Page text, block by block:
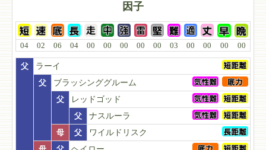
因子
04 02 06 04 00 00 00 00 00 03 00 00 00 00
父
ラーイ
父
ブラッシンググルーム
父
レッドゴッド
父
ナスルーラ
母
父
ワイルドリスク